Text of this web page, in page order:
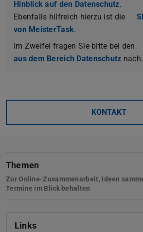
Hinblick auf den Datenschutz.
Ebenfalls hilfreich hierzu ist die
von MeisterTask.
Im Zweifel fragen Sie bitte bei den
aus dem Bereich Datenschutz nach.
KONTAKT
Themen
Zur Online-Zusammenarbeit, Ideen
Termine im Blick behalten
Links